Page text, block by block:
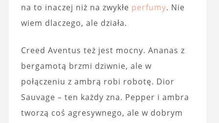
na to inaczej niż na zwykłe perfumy. Nie
wiem dlaczego, ale działa.
Creed Aventus też jest mocny. Ananas z
bergamotą brzmi dziwnie, ale w
połączeniu z ambrą robi robotę. Dior
Sauvage – ten każdy zna. Pepper i ambra
tworzą coś agresywnego, ale w dobrym